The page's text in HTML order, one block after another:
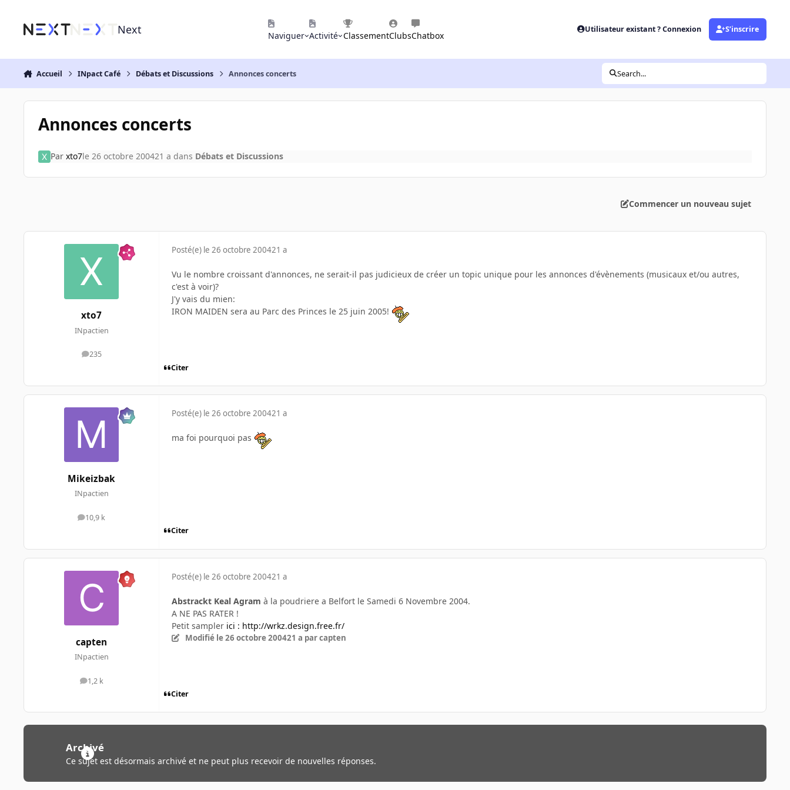
Next Naviguer Activité ClassementClubsChatbox
Utilisateur existant ? Connexion S’inscrire
Accueil INpact Café Débats et Discussions Annonces concerts Search...
Annonces concerts
Par xto7le 26 octobre 200421 a dans Débats et Discussions
Commencer un nouveau sujet
xto7
INpactien
235
messages
Posté(e) le 26 octobre 200421 a
Vu le nombre croissant d'annonces, ne serait-il pas judicieux de créer un topic unique pour les annonces d'évènements (musicaux et/ou autres,
c'est à voir)?
J'y vais du mien:
IRON MAIDEN sera au Parc des Princes le 25 juin 2005!
Citer
Mikeizbak
INpactien
10,9 k
messages
Posté(e) le 26 octobre 200421 a
ma foi pourquoi pas
Citer
capten
INpactien
1,2 k
messages
Posté(e) le 26 octobre 200421 a
Abstrackt Keal Agram à la poudriere a Belfort le Samedi 6 Novembre 2004.
A NE PAS RATER !
Petit sampler ici : http://wrkz.design.free.fr/
Modifié le 26 octobre 200421 a par capten
Citer
Archivé
Ce sujet est désormais archivé et ne peut plus recevoir de nouvelles réponses.